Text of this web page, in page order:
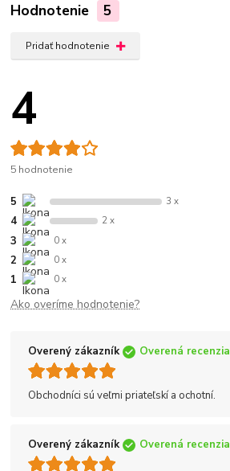
Hodnotenie 5
Pridať hodnotenie
4
5 hodnotenie
5 3 x
4 2 x
3 0 x
2 0 x
1 0 x
Ako overíme hodnotenie?
Overený zákazník Overená recenzia
Obchodníci sú veľmi priateľskí a ochotní.
Overený zákazník Overená recenzia